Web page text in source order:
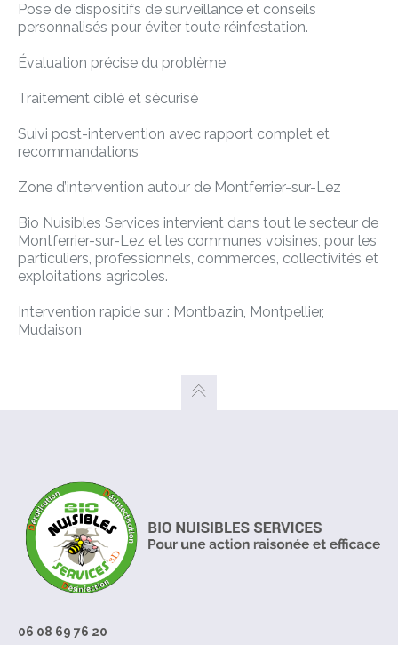
Pose de dispositifs de surveillance et conseils
personnalisés pour éviter toute réinfestation.
Évaluation précise du problème
Traitement ciblé et sécurisé
Suivi post-intervention avec rapport complet et
recommandations
Zone d’intervention autour de Montferrier-sur-Lez
Bio Nuisibles Services intervient dans tout le secteur de
Montferrier-sur-Lez et les communes voisines, pour les
particuliers, professionnels, commerces, collectivités et
exploitations agricoles.
Intervention rapide sur : Montbazin, Montpellier,
Mudaison
06 08 69 76 20